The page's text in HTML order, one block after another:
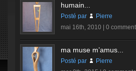
humain...
Posté par
Pierre
mai 16th, 2010 | 0
ma muse m’amus...
Posté par
Pierre